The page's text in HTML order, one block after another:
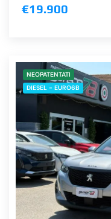
€19.900
NEOPATENTATI
DIESEL - EURO6B